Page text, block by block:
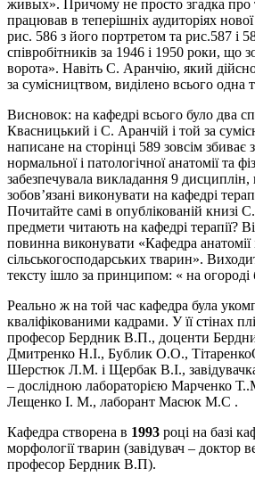
живых». Причому не просто згадка про
працював в теперішніх аудиторіях
рис. 586 з його портретом та рис.587 і
співробітників за 1946 і 1950 роки, що
ворота». Навіть С. Аранчію, який
за сумісництвом, виділено всього одна
Висновок: на кафедрі всього було два
Квасницький і С. Аранчій і той за
написане на сторінці 589 зовсім збиває
нормальної і патологічної анатомії та
забезпечувала викладання 9
зобов’язані виконувати на кафедрі
Почитайте самі в опублікованій книзі
предмети читають на кафедрі терапії?
повинна виконувати «Кафедра анатомії і
сільськогосподарських тварин».
тексту ішло за принципом: « на
Реально ж на той час кафедра була
кваліфікованими кадрами. У її стінах
професор Бердник В.П., доценти
Дмитренко Н.І., Бублик О.О.,
Шерстюк Л.М. і Щербак В.І.,
– дослідною лабораторією Марченко
Лещенко І. М., лаборант Масюк М.C .
Кафедра створена в 1993 році на базі
морфології тварин (завідувач – доктор
професор Бердник В.П).